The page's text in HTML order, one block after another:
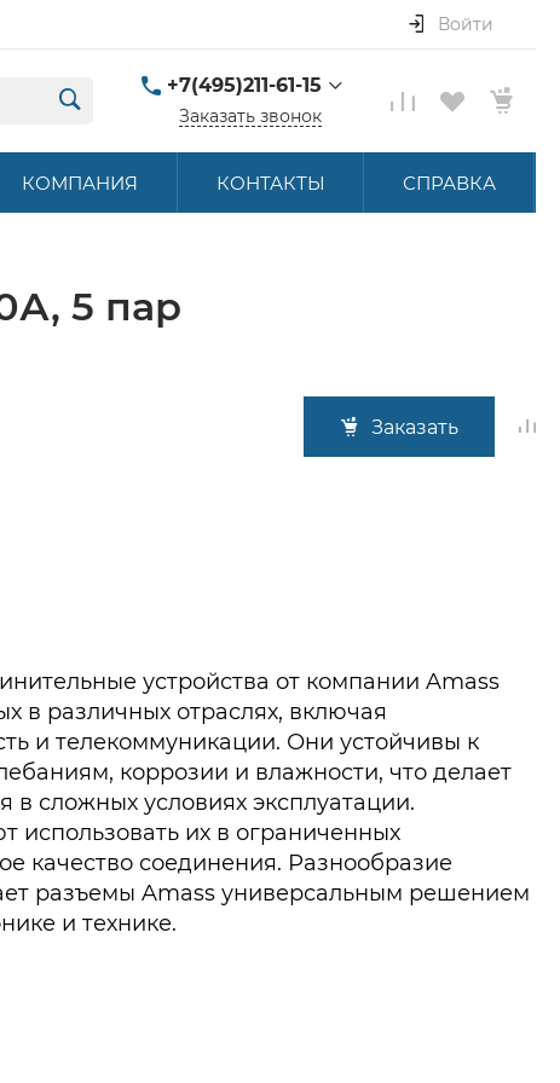
Войти
+7(495)211-61-15
+7(495)211-61-15
г. Москва, ул.
Заказать звонок
КОМПАНИЯ КОНТАКТЫ СПРАВКА
5 пар
Заказать
устройства от компании Amass
в различных отраслях, включая
и телекоммуникации. Они устойчивы к
коррозии и влажности, что делает
сложных условиях эксплуатации.
использовать их в ограниченных
качество соединения. Разнообразие
разъемы Amass универсальным решением
и технике.